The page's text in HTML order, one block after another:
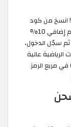
انسخ من كود
للحصول على خصم إضافي 10%
ثم سجّل الدخول،
عالية
في مربع الرمز